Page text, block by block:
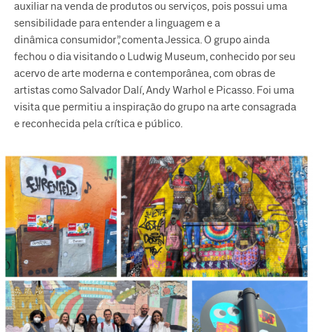
auxiliar na venda de produtos ou serviços, pois possui uma
sensibilidade para entender a linguagem e a
dinâmica consumidor”, comenta Jessica. O grupo ainda
fechou o dia visitando o Ludwig Museum, conhecido por seu
acervo de arte moderna e contemporânea, com obras de
artistas como Salvador Dalí, Andy Warhol e Picasso. Foi uma
visita que permitiu a inspiração do grupo na arte consagrada
e reconhecida pela crítica e público.